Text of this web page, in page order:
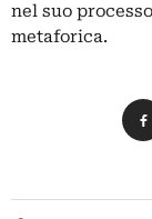
nel suo
metaforica.